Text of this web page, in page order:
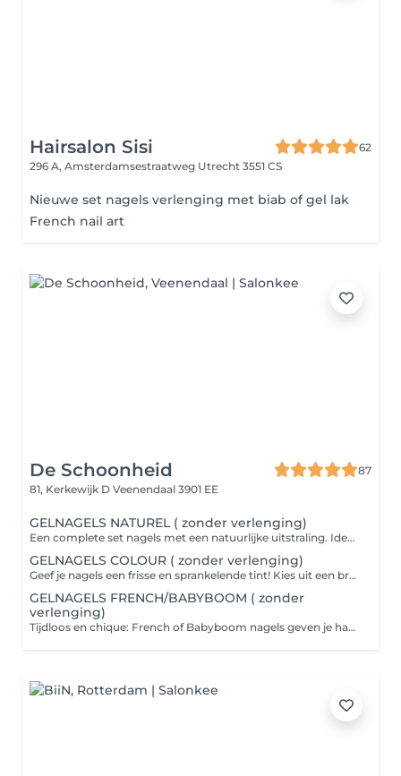
Hairsalon Sisi
62
296 A, Amsterdamsestraatweg Utrecht 3551 CS
Nieuwe set nagels verlenging met biab of gel lak
French nail art
De Schoonheid
87
81, Kerkewijk D Veenendaal 3901 EE
GELNAGELS NATUREL ( zonder verlenging)
Een complete set nagels met een natuurlijke uitstraling. Ideaal voor wie een verzorgde en elegante look wil zonder opvallende kleuren. Sterk en stijlvol, perfect voor dagelijks gebruik.
GELNAGELS COLOUR ( zonder verlenging)
Geef je nagels een frisse en sprankelende tint! Kies uit een breed assortiment kleuren voor een opvallende of subtiele look, helemaal afgestemd op jouw stijl en stemming.
GELNAGELS FRENCH/BABYBOOM ( zonder
verlenging)
Tijdloos en chique: French of Babyboom nagels geven je handen een elegante, verzorgde uitstraling. Perfect voor speciale gelegenheden of gewoon omdat je van een klassieke look houdt.